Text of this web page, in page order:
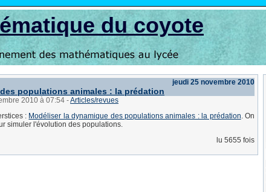
du coyote
jeudi 25 novembre 2010
populations animales : la prédation
2010 à 07:54 -Articles/revues
: Modéliser la dynamique des populations animales : la prédation. On
simuler l'évolution des populations.
lu 5655 fois